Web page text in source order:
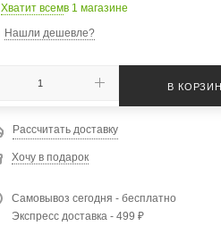
Хватит всемв 1 магазине
Нашли дешевле?
В
Рассчитать доставку
Хочу в подарок
Самовывоз сегодня - бесплатно
Экспресс доставка - 499 ₽